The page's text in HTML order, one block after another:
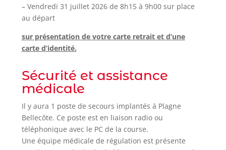
– Vendredi 31 juillet 2026 de 8h15 à 9h00 sur place
au départ
sur présentation de votre carte retrait et d’une
carte d’identité.
Sécurité et assistance
médicale
Il y aura 1 poste de secours implantés à Plagne
Bellecôte. Ce poste est en liaison radio ou
téléphonique avec le PC de la course.
Une équipe médicale de régulation est présente